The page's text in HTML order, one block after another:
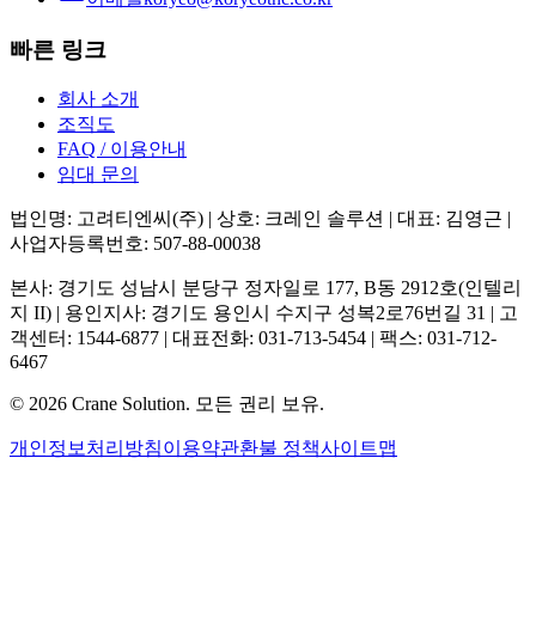
빠른 링크
회사 소개
조직도
FAQ / 이용안내
임대 문의
법인명: 고려티엔씨(주) | 상호: 크레인 솔루션 | 대표: 김영근 |
사업자등록번호: 507-88-00038
본사: 경기도 성남시 분당구 정자일로 177, B동 2912호(인텔리
지 II) | 용인지사: 경기도 용인시 수지구 성복2로76번길 31 | 고
객센터: 1544-6877 | 대표전화: 031-713-5454 | 팩스: 031-712-
6467
© 2026 Crane Solution. 모든 권리 보유.
개인정보처리방침이용약관환불 정책사이트맵